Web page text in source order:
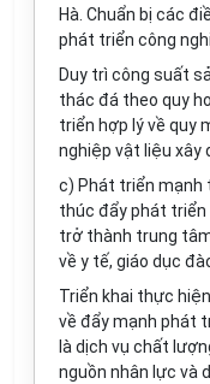
Hà. Chuẩn bị các
phát triển công
Duy trì công suất
thác đá theo quy
triển hợp lývề quy
nghiệp vật liệu xây
c) Phát triển mạnh
thúc đẩy phát triển
trở thành trung
về y tế, giáo dục
Triển khai thực
về đẩy mạnh phát
là dịch vụ chất
nguồn nhân lực và